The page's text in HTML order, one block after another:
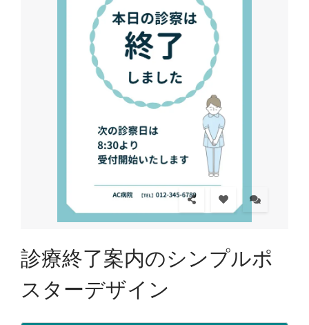
診療終了案内のシンプルポ
スターデザイン